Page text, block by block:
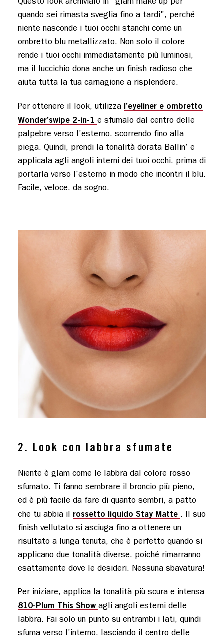
quando sei rimasta sveglia fino a tardi", perché
niente nasconde i tuoi occhi stanchi come un
ombretto blu metallizzato. Non solo il colore
rende i tuoi occhi immediatamente più luminosi,
ma il luccichio dona anche un finish radioso che
aiuta tutta la tua carnagione a risplendere.
Per ottenere il look, utilizza l’eyeliner e ombretto
Wonder’swipe 2-in-1 e sfumalo dal centro delle
palpebre verso l'esterno, scorrendo fino alla
piega. Quindi, prendi la tonalità dorata Ballin’ e
applicala agli angoli interni dei tuoi occhi, prima di
portarla verso l'esterno in modo che incontri il blu.
Facile, veloce, da sogno.
2. Look con labbra sfumate
Niente è glam come le labbra dal colore rosso
sfumato. Ti fanno sembrare il broncio più pieno,
ed è più facile da fare di quanto sembri, a patto
che tu abbia il rossetto liquido Stay Matte . Il suo
finish vellutato si asciuga fino a ottenere un
risultato a lunga tenuta, che è perfetto quando si
applicano due tonalità diverse, poiché rimarranno
esattamente dove le desideri. Nessuna sbavatura!
Per iniziare, applica la tonalità più scura e intensa
810-Plum This Show agli angoli esterni delle
labbra. Fai solo un punto su entrambi i lati, quindi
sfuma verso l'interno, lasciando il centro delle